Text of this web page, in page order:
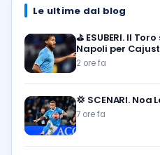
Le ultime dal blog
⛳ ESUBERI. Il
Napoli per
2 ore fa
💢 SCENARI. Noa
7 ore fa